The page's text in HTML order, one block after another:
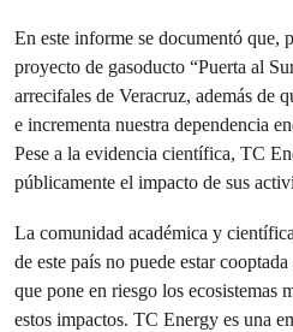
En este informe se documentó que,
proyecto de gasoducto “Puerta al
arrecifales de Veracruz, además de
e incrementa nuestra dependencia
Pese a la evidencia científica, TC
públicamente el impacto de sus
La comunidad académica y
de este país no puede estar
que pone en riesgo los ecosistemas
estos impactos. TC Energy es una